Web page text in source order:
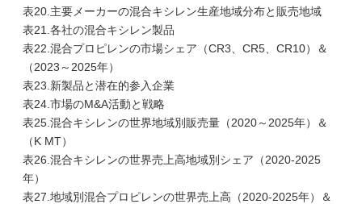
表20.主要メーカーの混合キシレン生産地域分布と販売地域
表21.各社の混合キシレン製品
表22.混合プロピレンの市場シェア（CR3、CR5、CR10）＆
（2023～2025年）
表23.新製品と潜在的参入企業
表24.市場のM&A活動と戦略
表25.混合キシレンの世界地域別販売量（2020～2025年）＆
（K MT）
表26.混合キシレンの世界売上高地域別シェア（2020-2025
年）
表27.地域別混合プロピレンの世界売上高（2020-2025年）＆